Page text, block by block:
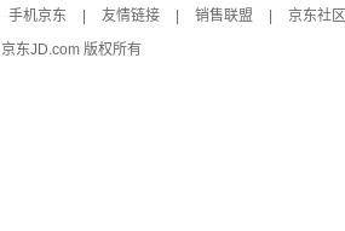
手机京东 友情链接 销售联盟 京东社区
京东JD.com 版权所有